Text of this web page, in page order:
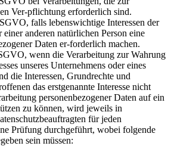
Ver-pflichtung erforderlich sind.
falls lebenswichtige Interessen der
anderen natürlichen Person eine
Daten er-forderlich machen.
wenn die Verarbeitung zur Wahrung
unseres Unternehmens oder eines
die Interessen, Grundrechte und
das erstgenannte Interesse nicht
personenbezogener Daten auf ein
zu können, wird jeweils in
für jeden
Prüfung durchgeführt, wobei folgende
sein müssen: